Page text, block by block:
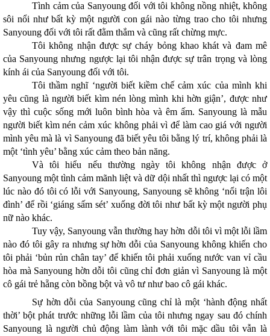
Tình cảm của Sanyoung đối với tôi không nồng nhiệt, không
sôi nổi như bất kỳ một người con gái nào từng trao cho tôi nhưng
Sanyoung đối với tôi rất đằm thắm và cũng rất chừng mực.
Tôi không nhận được sự cháy bỏng khao khát và đam mê
của Sanyoung nhưng ngược lại tôi nhận được sự trân trọng và lòng
kính ái của Sanyoung đối với tôi.
Tôi thầm nghĩ ‘người biết kiềm chế cảm xúc của mình khi
yêu cũng là người biết kìm nén lòng mình khi hờn giận’, được như
vậy thì cuộc sống mới luôn bình hòa và êm ấm. Sanyoung là mẫu
người biết kìm nén cảm xúc không phải vì để làm cao giá với người
mình yêu mà là vì Sanyoung đã biết yêu tôi bằng lý trí, không phải là
một ‘tình yêu’ bằng xúc cảm theo bản năng.
Và tôi hiểu nếu thường ngày tôi không nhận được ở
Sanyoung một tình cảm mãnh liệt và dữ dội nhất thì ngược lại có một
lúc nào đó tôi có lỗi với Sanyoung, Sanyoung sẽ không ‘nổi trận lôi
đình’ để rồi ‘giáng sấm sét’ xuống đời tôi như bất kỳ một người phụ
nữ nào khác.
Tuy vậy, Sanyoung vẫn thường hay hờn dỗi tôi vì một lỗi lầm
nào đó tôi gây ra nhưng sự hờn dỗi của Sanyoung không khiến cho
tôi phải ‘bủn rủn chân tay’ để khiến tôi phải xuống nước van vỉ cầu
hòa mà Sanyoung hờn dỗi tôi cũng chỉ đơn giản vì Sanyoung là một
cô gái trẻ hẵng còn bồng bột và vô tư như bao cô gái khác.
Sự hờn dỗi của Sanyoung cũng chỉ là một ‘hành động nhất
thời’ bột phát trước những lỗi lầm của tôi nhưng ngay sau đó chính
Sanyoung là người chủ động làm lành với tôi mặc dầu tôi vẫn là